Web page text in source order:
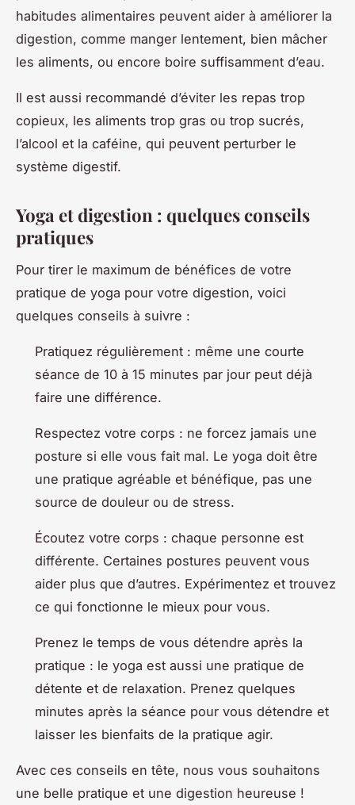
habitudes alimentaires peuvent aider à améliorer la
digestion, comme manger lentement, bien mâcher
les aliments, ou encore boire suffisamment d’eau.
Il est aussi recommandé d’éviter les repas trop
copieux, les aliments trop gras ou trop sucrés,
l’alcool et la caféine, qui peuvent perturber le
système digestif.
Yoga et digestion : quelques conseils
pratiques
Pour tirer le maximum de bénéfices de votre
pratique de yoga pour votre digestion, voici
quelques conseils à suivre :
Pratiquez régulièrement : même une courte
séance de 10 à 15 minutes par jour peut déjà
faire une différence.
Respectez votre corps : ne forcez jamais une
posture si elle vous fait mal. Le yoga doit être
une pratique agréable et bénéfique, pas une
source de douleur ou de stress.
Écoutez votre corps : chaque personne est
différente. Certaines postures peuvent vous
aider plus que d’autres. Expérimentez et trouvez
ce qui fonctionne le mieux pour vous.
Prenez le temps de vous détendre après la
pratique : le yoga est aussi une pratique de
détente et de relaxation. Prenez quelques
minutes après la séance pour vous détendre et
laisser les bienfaits de la pratique agir.
Avec ces conseils en tête, nous vous souhaitons
une belle pratique et une digestion heureuse !